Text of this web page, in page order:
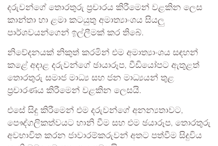
දරුවන්ගේ තොරතුරු ප්‍රචාරය කිරීමෙන් වළකින ලෙස
කාන්තා හා ළමා කටයුතු අමාත්‍යාංශය සියලු
පාර්ශවයන්ගෙන් ඉල්ලීමක් කර තිබේ.
නිවේදනයක් නිකුත් කරමින් එම අමාත්‍යාංශය සඳහන්
කළේ අදාළ දරුවන්ගේ ඡායාරූප, වීඩියෝපට ඇතුළත්
තොරතුරු සමාජ මාධ්‍ය සහ ජන මාධ්‍යයන් තුළ
ප්‍රචාරණය කිරීමෙන් වළකින ලෙසයි.
එසේ සිදු කිරීමෙන් එම දරුවන්ගේ අනන්‍යතාවට,
පෞද්ගලිකත්වයට හානි වීම සහ එම ඡයාරූප, තොරතුරු
අවභාවිත කරන ජාවාරම්කරුවන් අතට පත්වීම සිදුවිය